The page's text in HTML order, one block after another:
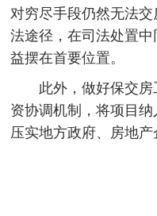
对穷尽手段仍然无法
法途径，在司法处置
益摆在首要位置。
此外，做好保交
资协调机制，将项目
压实地方政府、房地产